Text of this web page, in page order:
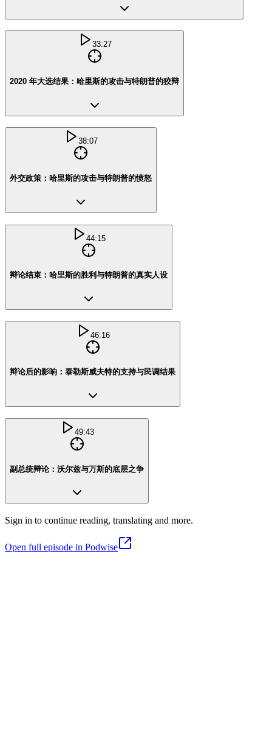
33:27
2020 年大选结果：哈里斯的攻击与特朗普的狡辩
38:07
外交政策：哈里斯的攻击与特朗普的愤怒
44:15
辩论结束：哈里斯的胜利与特朗普的真实人设
46:16
辩论后的影响：泰勒斯威夫特的支持与民调结果
49:43
副总统辩论：沃尔兹与万斯的底层之争
Sign in to continue reading, translating and more.
Open full episode in Podwise